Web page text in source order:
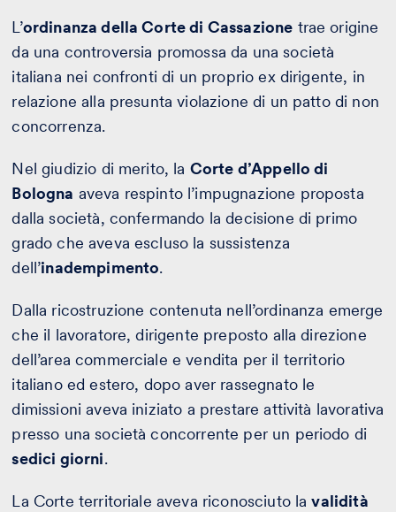
L’ordinanza della Corte di Cassazione trae origine
da una controversia promossa da una società
italiana nei confronti di un proprio ex dirigente, in
relazione alla presunta violazione di un patto di non
concorrenza.
Nel giudizio di merito, la Corte d’Appello di
Bologna aveva respinto l’impugnazione proposta
dalla società, confermando la decisione di primo
grado che aveva escluso la sussistenza
dell’inadempimento.
Dalla ricostruzione contenuta nell’ordinanza emerge
che il lavoratore, dirigente preposto alla direzione
dell’area commerciale e vendita per il territorio
italiano ed estero, dopo aver rassegnato le
dimissioni aveva iniziato a prestare attività lavorativa
presso una società concorrente per un periodo di
sedici giorni.
La Corte territoriale aveva riconosciuto lavalidità